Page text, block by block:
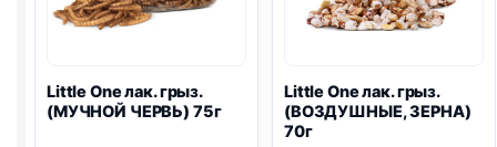
Little Oneлак. грыз.
(МУЧНОЙ ЧЕРВЬ) 75г
Little Oneлак. грыз.
(ВОЗДУШНЫЕ, ЗЕРНА)
70г